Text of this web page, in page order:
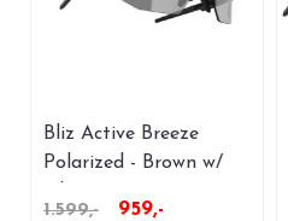
Bliz Active Breeze
Polarized - Brown w/
1.599,-
959,-